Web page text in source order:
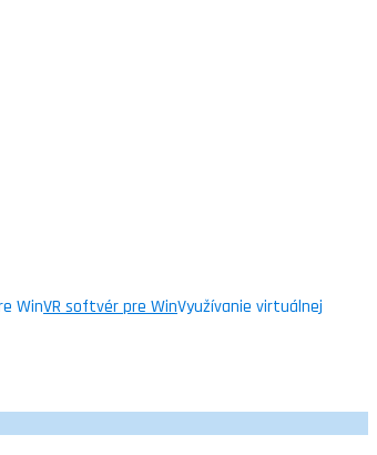
WinVR softvér pre WinVyužívanie virtuálnej